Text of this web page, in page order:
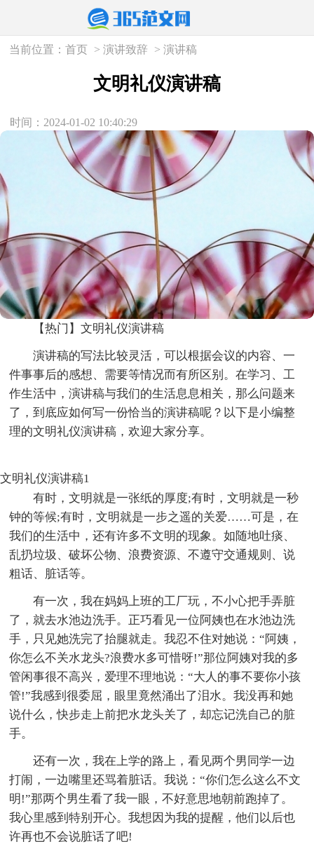
当前位置：首页 >演讲致辞 >演讲稿
文明礼仪演讲稿
时间：2024-01-02 10:40:29
【热门】文明礼仪演讲稿
演讲稿的写法比较灵活，可以根据会议的内容、一
件事事后的感想、需要等情况而有所区别。在学习、工
作生活中，演讲稿与我们的生活息息相关，那么问题来
了，到底应如何写一份恰当的演讲稿呢？以下是小编整
理的文明礼仪演讲稿，欢迎大家分享。
文明礼仪演讲稿1
有时，文明就是一张纸的厚度;有时，文明就是一秒
钟的等候;有时，文明就是一步之遥的关爱……可是，在
我们的生活中，还有许多不文明的现象。如随地吐痰、
乱扔垃圾、破坏公物、浪费资源、不遵守交通规则、说
粗话、脏话等。
有一次，我在妈妈上班的工厂玩，不小心把手弄脏
了，就去水池边洗手。正巧看见一位阿姨也在水池边洗
手，只见她洗完了抬腿就走。我忍不住对她说：“阿姨，
你怎么不关水龙头?浪费水多可惜呀!”那位阿姨对我的多
管闲事很不高兴，爱理不理地说：“大人的事不要你小孩
管!”我感到很委屈，眼里竟然涌出了泪水。我没再和她
说什么，快步走上前把水龙头关了，却忘记洗自己的脏
手。
还有一次，我在上学的路上，看见两个男同学一边
打闹，一边嘴里还骂着脏话。我说：“你们怎么这么不文
明!”那两个男生看了我一眼，不好意思地朝前跑掉了。
我心里感到特别开心。我想因为我的提醒，他们以后也
许再也不会说脏话了吧!